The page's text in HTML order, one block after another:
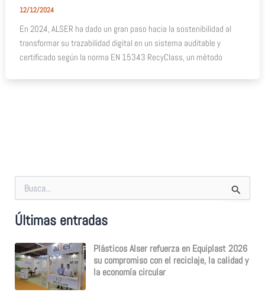
12/12/2024
En 2024, ALSER ha dado un gran paso hacia la sostenibilidad al
transformar su trazabilidad digital en un sistema auditable y
certificado según la norma EN 15343 RecyClass, un método
c
a
r
p
o
r
:
Últimas entradas
Plásticos Alser refuerza en Equiplast 2026
su compromiso con el reciclaje, la calidad y
la economía circular